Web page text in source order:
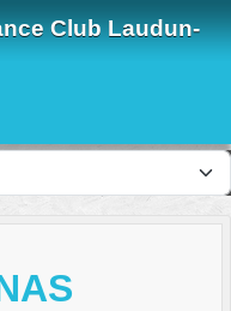
Club Laudun-